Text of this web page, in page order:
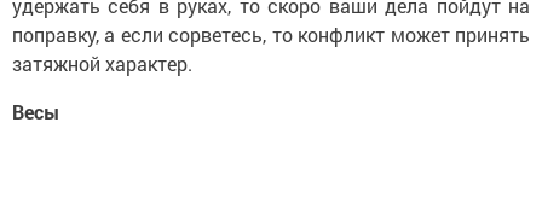
удержать себя в руках, то скоро ваши дела пойдут на
поправку, а если сорветесь, то конфликт может принять
затяжной характер.
Весы